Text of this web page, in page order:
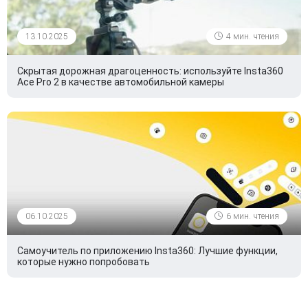
13.10.2025 4 мин. чтения
Скрытая дорожная драгоценность: используйте Insta360
Ace Pro 2 в качестве автомобильной камеры
06.10.2025 6 мин. чтения
Самоучитель по приложению Insta360: Лучшие функции,
которые нужно попробовать